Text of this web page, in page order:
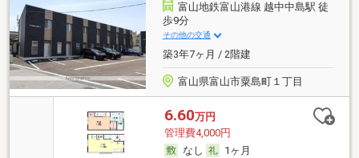
富山地鉄富山港線 越中中島駅 徒
歩9分
その他の交通
築3年7ヶ月 / 2階建
富山県富山市粟島町１丁目
6.60万円
管理費4,000円
なし
1ヶ月